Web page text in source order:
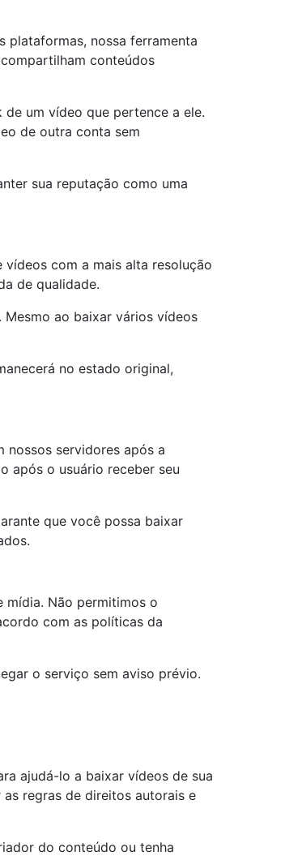
nossa ferramenta
conteúdos
um vídeo que pertence a ele.
de outra conta sem
sua reputação como uma
com a mais alta resolução
de qualidade.
ao baixar vários vídeos
no estado original,
nossos servidores após a
após o usuário receber seu
que você possa baixar
mídia. Não permitimos o
com as políticas da
o serviço sem aviso prévio.
ajudá-lo a baixar vídeos de sua
regras de direitos autorais e
do conteúdo ou tenha